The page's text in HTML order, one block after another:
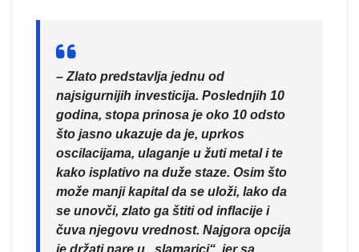
– Zlato predstavlja jednu od
najsigurnijih investicija. Poslednjih 10
godina, stopa prinosa je oko 10 odsto
što jasno ukazuje da je, uprkos
oscilacijama, ulaganje u žuti metal i te
kako isplativo na duže staze. Osim što
može manji kapital da se uloži, lako da
se unovči, zlato ga štiti od inflacije i
čuva njegovu vrednost. Najgora opcija